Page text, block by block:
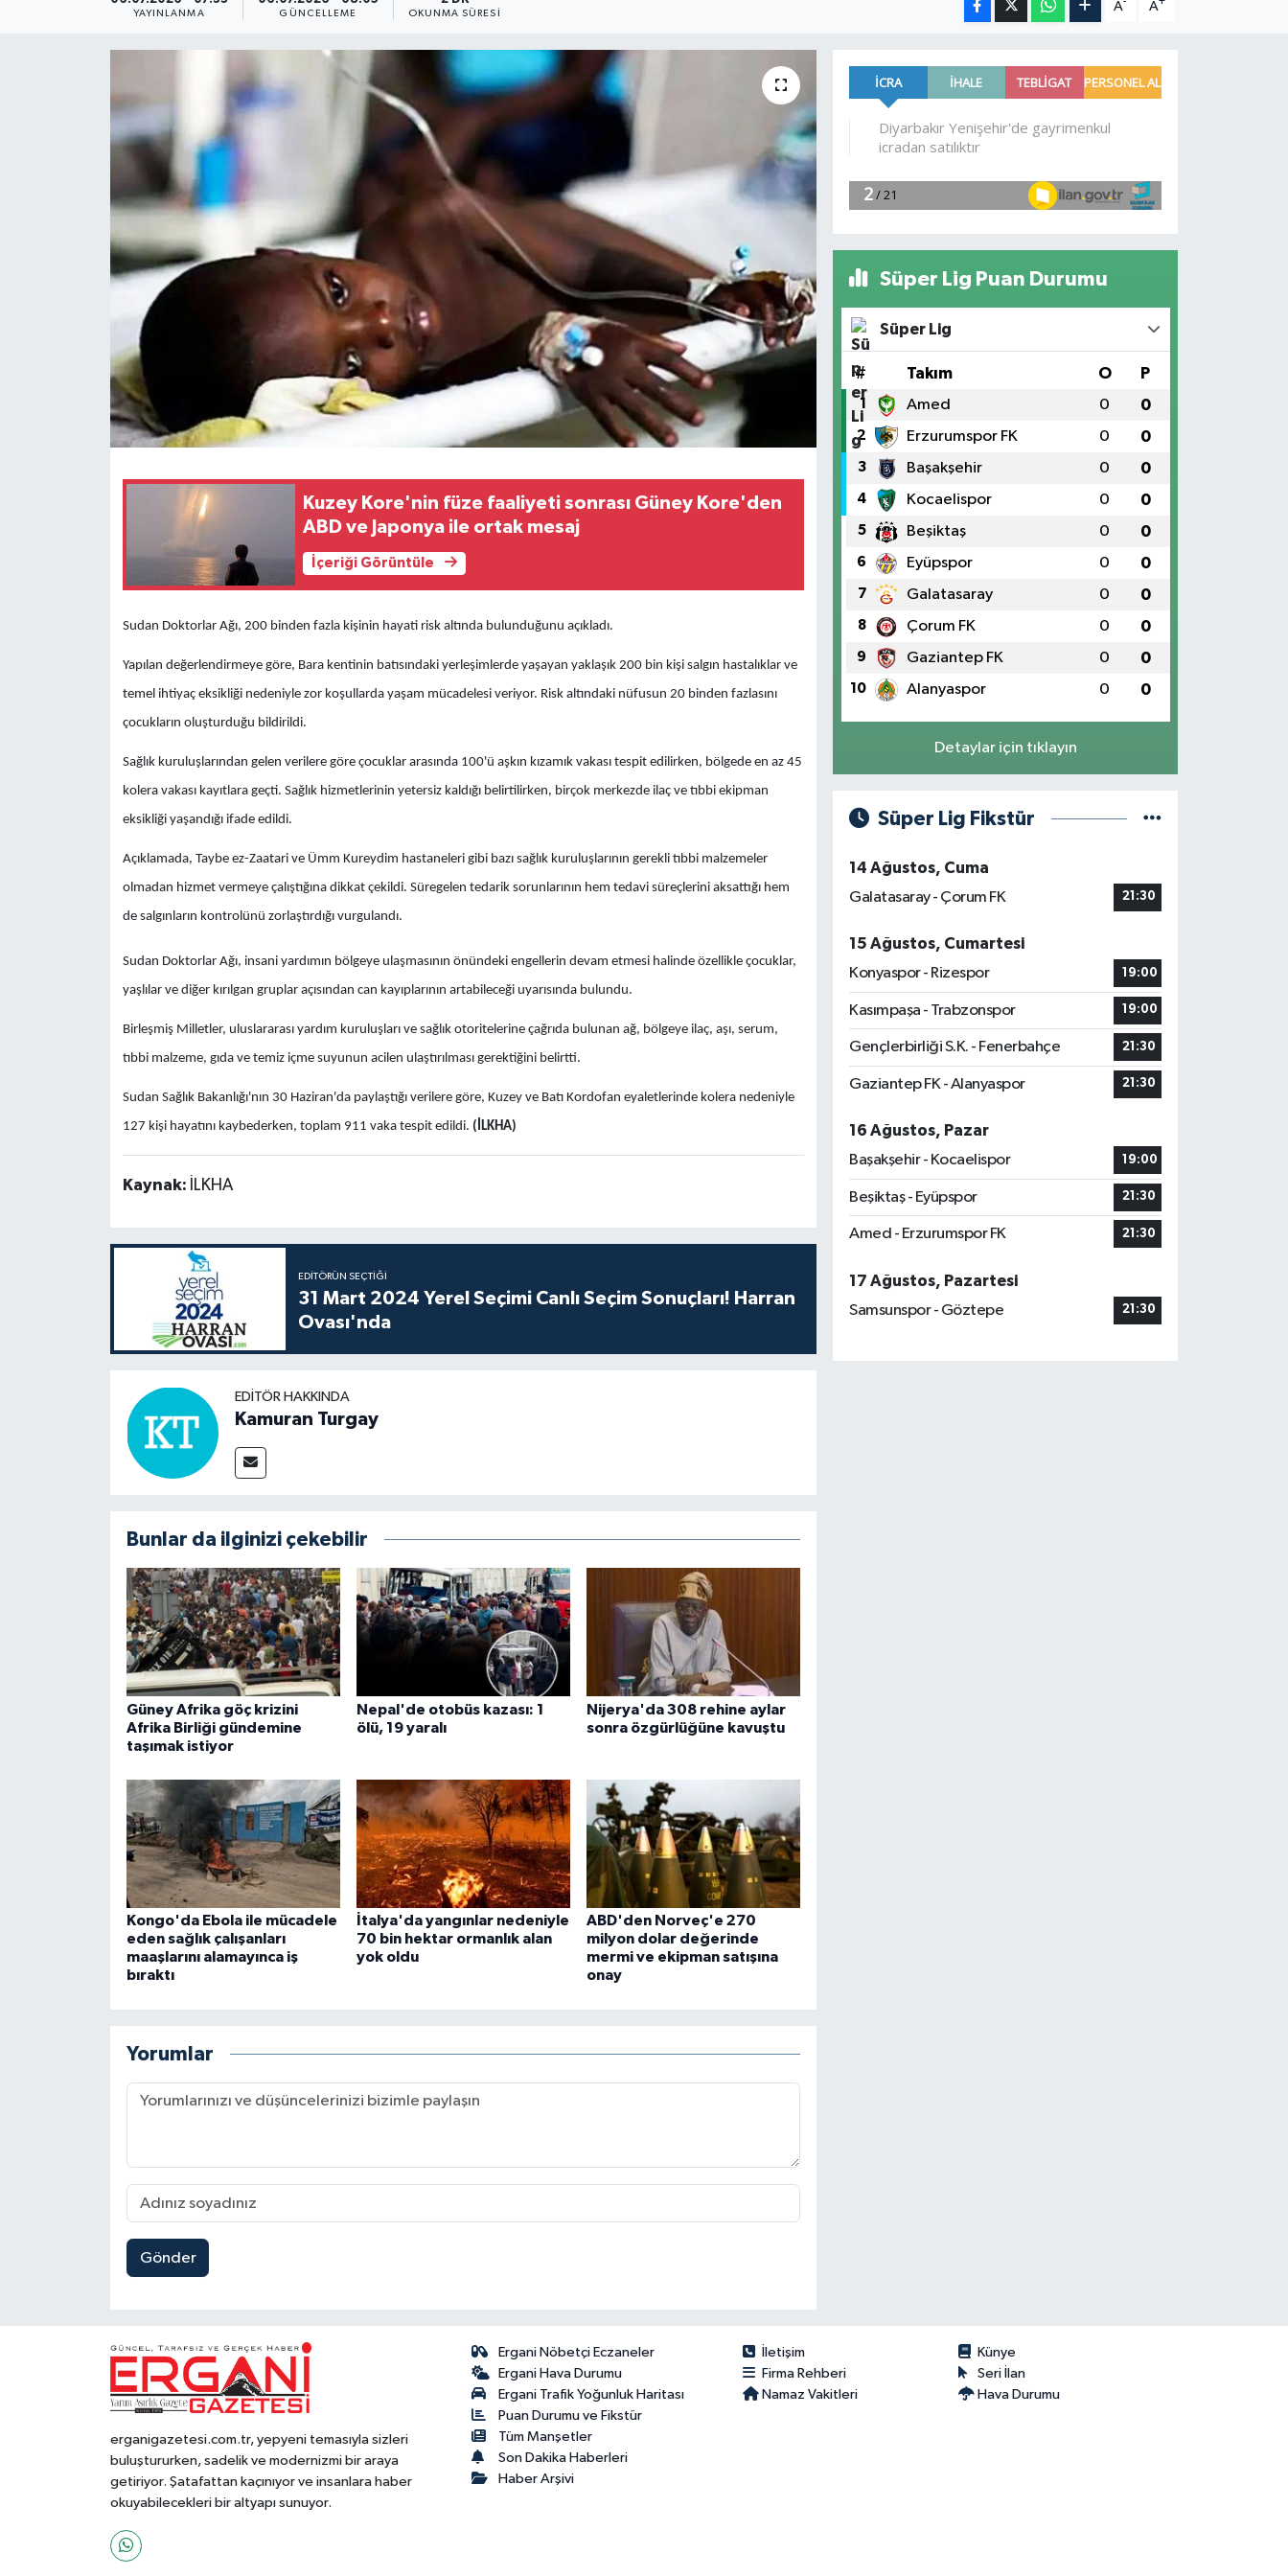
YAYINLANMA GÜNCELLEME OKUNMA SÜRESI
A A
Kuzey Kore'nin füze faaliyeti sonrası Güney Kore'den
ABD ve Japonya ile ortak mesaj
İçeriği Görüntüle
Sudan Doktorlar Ağı, 200 binden fazla kişinin hayati risk altında bulunduğunu açıkladı.
Yapılan değerlendirmeye göre, Bara kentinin batısındaki yerleşimlerde yaşayan yaklaşık 200 bin kişi salgın hastalıklar ve
temel ihtiyaç eksikliği nedeniyle zor koşullarda yaşam mücadelesi veriyor. Risk altındaki nüfusun 20 binden fazlasını
çocukların oluşturduğu bildirildi.
Sağlık kuruluşlarından gelen verilere göre çocuklar arasında 100'ü aşkın kızamık vakası tespit edilirken, bölgede en az 45
kolera vakası kayıtlara geçti. Sağlık hizmetlerinin yetersiz kaldığı belirtilirken, birçok merkezde ilaç ve tıbbi ekipman
eksikliği yaşandığı ifade edildi.
Açıklamada, Taybe ez-Zaatari ve Ümm Kureydim hastaneleri gibi bazı sağlık kuruluşlarının gerekli tıbbi malzemeler
olmadan hizmet vermeye çalıştığına dikkat çekildi. Süregelen tedarik sorunlarının hem tedavi süreçlerini aksattığı hem
de salgınların kontrolünü zorlaştırdığı vurgulandı.
Sudan Doktorlar Ağı, insani yardımın bölgeye ulaşmasının önündeki engellerin devam etmesi halinde özellikle çocuklar,
yaşlılar ve diğer kırılgan gruplar açısından can kayıplarının artabileceği uyarısında bulundu.
Birleşmiş Milletler, uluslararası yardım kuruluşları ve sağlık otoritelerine çağrıda bulunan ağ, bölgeye ilaç, aşı, serum,
tıbbi malzeme, gıda ve temiz içme suyunun acilen ulaştırılması gerektiğini belirtti.
Sudan Sağlık Bakanlığı'nın 30 Haziran'da paylaştığı verilere göre, Kuzey ve Batı Kordofan eyaletlerinde kolera nedeniyle
127 kişi hayatını kaybederken, toplam 911 vaka tespit edildi. (İLKHA)
Kaynak: İLKHA
EDITÖRÜN SEÇTIĞI
31 Mart 2024 Yerel Seçimi Canlı Seçim Sonuçları! Harran
Ovası'nda
EDITÖR HAKKINDA
Kamuran Turgay
Bunlar da ilginizi çekebilir
Güney Afrika göç krizini
Afrika Birliği gündemine
taşımak istiyor
Nepal'de otobüs kazası: 1
ölü, 19 yaralı
Nijerya'da 308 rehine aylar
sonra özgürlüğüne kavuştu
Kongo'da Ebola ile mücadele
eden sağlık çalışanları
maaşlarını alamayınca iş
bıraktı
İtalya'da yangınlar nedeniyle
70 bin hektar ormanlık alan
yok oldu
ABD'den Norveç'e 270
milyon dolar değerinde
mermi ve ekipman satışına
onay
Yorumlar
Gönder
Süper Lig Puan Durumu
Süper Lig
# Takım O P
1 Amed 0 0
2 Erzurumspor FK 0 0
3 Başakşehir 0 0
4 Kocaelispor 0 0
5 Beşiktaş 0 0
6 Eyüpspor 0 0
7 Galatasaray 0 0
8 Çorum FK 0 0
9 Gaziantep FK 0 0
10 Alanyaspor 0 0
Detaylar için tıklayın
Süper Lig Fikstür
14 Ağustos, Cuma
Galatasaray - Çorum FK
21:30
15 Ağustos, Cumartesi
Konyaspor - Rizespor
19:00
Kasımpaşa - Trabzonspor 19:00
Gençlerbirliği S.K. - Fenerbahçe 21:30
Gaziantep FK - Alanyaspor 21:30
16 Ağustos, Pazar
Başakşehir - Kocaelispor
19:00
Beşiktaş - Eyüpspor 21:30
Amed - Erzurumspor FK 21:30
17 Ağustos, Pazartesi
Samsunspor - Göztepe
21:30
erganigazetesi.com.tr, yepyeni temasıyla sizleri
buluştururken, sadelik ve modernizmi bir araya
getiriyor. Şatafattan kaçınıyor ve insanlara haber
okuyabilecekleri bir altyapı sunuyor.
Ergani Nöbetçi Eczaneler
Ergani Hava Durumu
Ergani Trafik Yoğunluk Haritası
Puan Durumu ve Fikstür
Tüm Manşetler
Son Dakika Haberleri
Haber Arşivi
İletişim
Künye
Firma Rehberi
Seri İlan
Namaz Vakitleri
Hava Durumu
Bi̇li̇m & Teknoloji̇